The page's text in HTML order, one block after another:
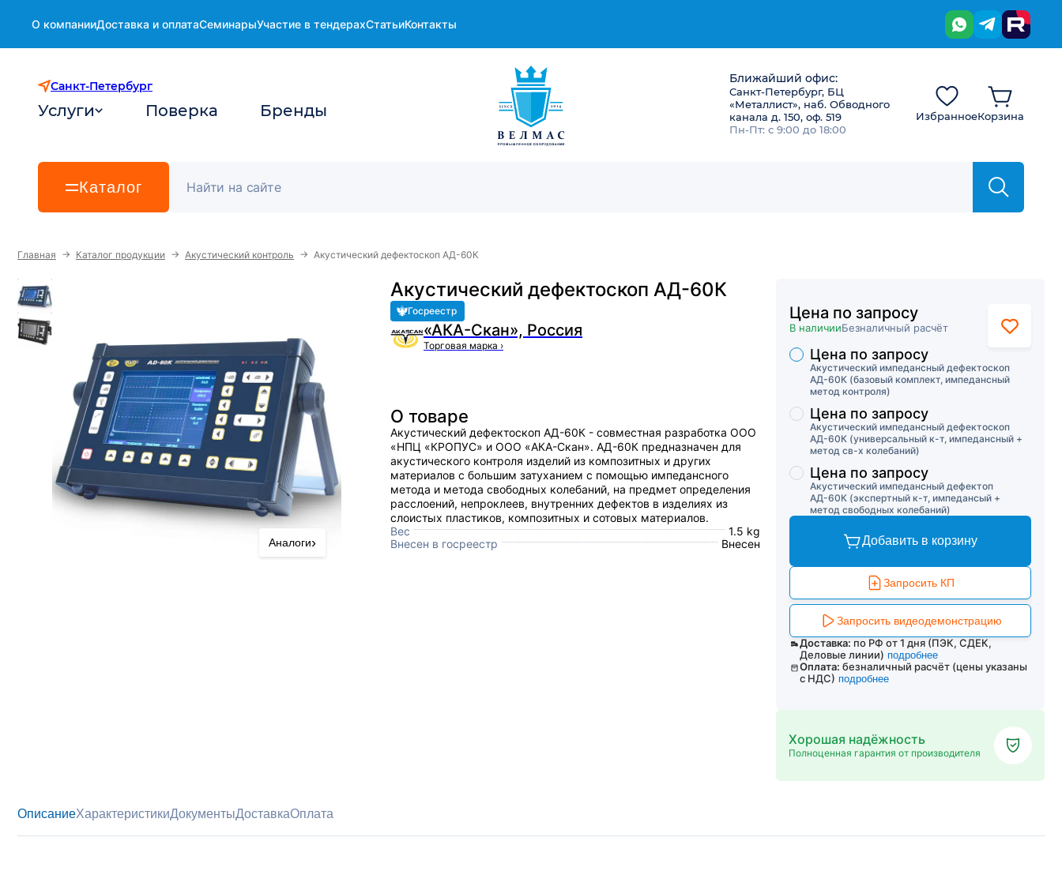
О компанииДоставка и оплатаСеминарыУчастие в тендерахСтатьиКонтакты
Санкт-Петербург
Услуги Поверка Бренды
Ближайший офис:
Санкт-Петербург, БЦ
«Металлист», наб. Обводного
канала д. 150, оф. 519
Пн-Пт: с 9:00 до 18:00
ИзбранноеКорзина
Каталог
Главная → Каталог продукции → Акустический контроль → Акустический дефектоскоп АД-60К
Акустический дефектоскоп АД-60К
Госреестр
«АКА-Скан», Россия
Торговая марка ›
Аналоги›
О товаре
Акустический дефектоскоп АД-60К - совместная разработка ООО
«НПЦ «КРОПУС» и ООО «АКА-Скан». АД-60К предназначен для
акустического контроля изделий из композитных и других
материалов с большим затуханием с помощью импедансного
метода и метода свободных колебаний, на предмет определения
расслоений, непроклеев, внутренних дефектов в изделиях из
слоистых пластиков, композитных и сотовых материалов.
Вес
1.5 kg
Внесен в госреестр
Внесен
Цена по запросу
В наличииБезналичный расчёт
Торговые предложения
Акустический импедансный дефектоскоп
АД-60К (базовый комплект, импедансный
метод контроля)
Цена по запросу
Акустический импедансный дефектоскоп
АД-60К (универсальный к-т, импедансный +
метод св-х колебаний)
Цена по запросу
Акустический импедансный дефектоп
АД-60К (экспертный к-т, импедансый +
метод свободных колебаний)
Цена по запросу
Добавить в корзину
Запросить КП
Запросить видеодемонстрацию
Доставка: по РФ от 1 дня (ПЭК, СДЕК,
Деловые линии) подробнее
Оплата: безналичный расчёт (цены указаны
с НДС) подробнее
Хорошая надёжность
Полноценная гарантия от производителя
ОписаниеХарактеристикиДокументыДоставкаОплата